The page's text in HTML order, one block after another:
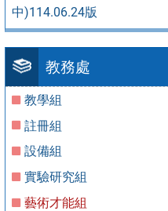
中)114.06.24版
教務處
教學組
註冊組
設備組
實驗研究組
藝術才能組